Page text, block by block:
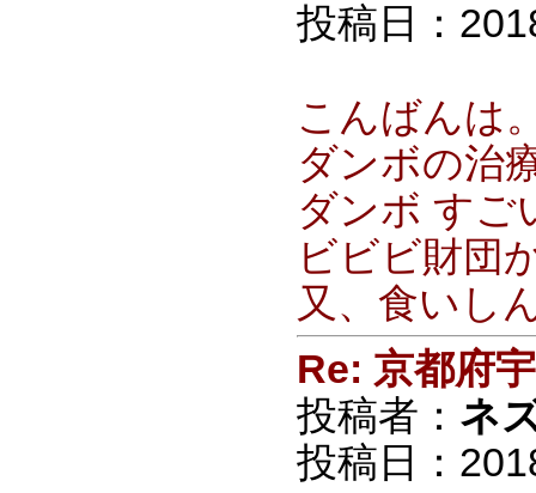
投稿日：
こんばんは
ダンボの治
ダンボ すご
ビビビ財団
又、食いし
Re: 京都府
投稿者： ネ
投稿日：